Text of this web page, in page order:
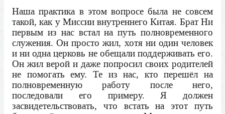
Наша практика в этом вопросе была не совсем
такой, как у Миссии внутреннего Китая. Брат Ни
первым из нас встал на путь полновременного
служения. Он просто жил, хотя ни один человек
и ни одна церковь не обещали поддерживать его.
Он жил верой и даже попросил своих родителей
не помогать ему. Те из нас, кто перешёл на
полновременную работу после него,
последовали его примеру. Я должен
засвидетельствовать, что встать на этот путь